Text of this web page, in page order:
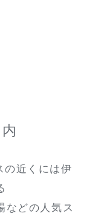
の近くには伊
などの人気ス